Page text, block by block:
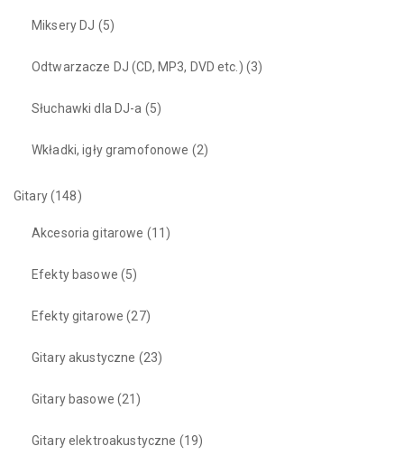
Miksery DJ (5)
Odtwarzacze DJ (CD, MP3, DVD etc.) (3)
Słuchawki dla DJ-a (5)
Wkładki, igły gramofonowe (2)
Gitary(148)
Akcesoria gitarowe (11)
Efekty basowe (5)
Efekty gitarowe (27)
Gitary akustyczne (23)
Gitary basowe (21)
Gitary elektroakustyczne (19)